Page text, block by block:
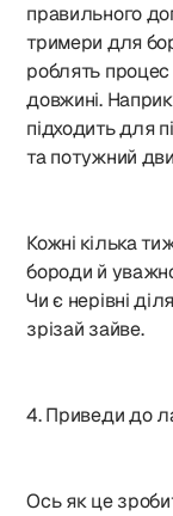
правильного
тримери для
роблять
довжині.
підходить для
та потужний
Кожні кілька
бороди й
Чи є нерівні
зрізай зайве.
4. Приведи до
Ось як це